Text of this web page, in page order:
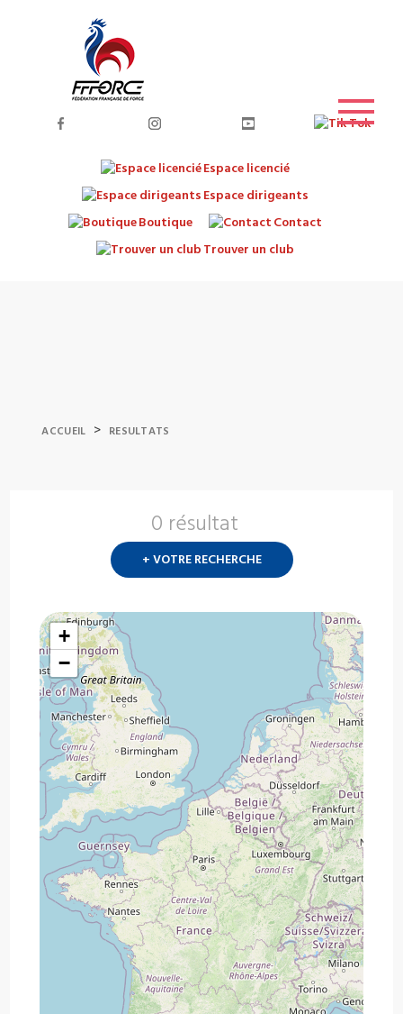
Espace licencié
Espace dirigeants
Boutique
Contact
Trouver un club
ACCUEIL > RESULTATS
0 résultat
+ VOTRE RECHERCHE
+
−